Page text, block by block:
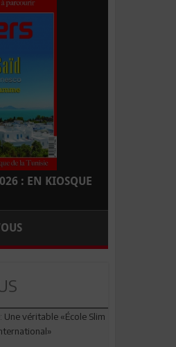
: EN KIOSQUE
Une véritable «École Slim